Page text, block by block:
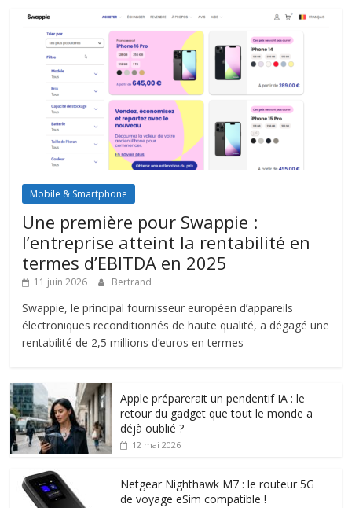
Mobile & Smartphone
Une première pour Swappie :
l’entreprise atteint la rentabilité en
termes d’EBITDA en 2025
11 juin 2026 Bertrand
Swappie, le principal fournisseur européen d’appareils
électroniques reconditionnés de haute qualité, a dégagé une
rentabilité de 2,5 millions d’euros en termes
Apple préparerait un pendentif IA : le
retour du gadget que tout le monde a
déjà oublié ?
12 mai 2026
Netgear Nighthawk M7 : le routeur 5G
de voyage eSim compatible !